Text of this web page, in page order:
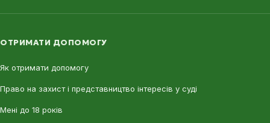
ОТРИМАТИ ДОПОМОГУ
Як отримати допомогу
Право на захист і представництво інтересів у суді
Мені до 18 років